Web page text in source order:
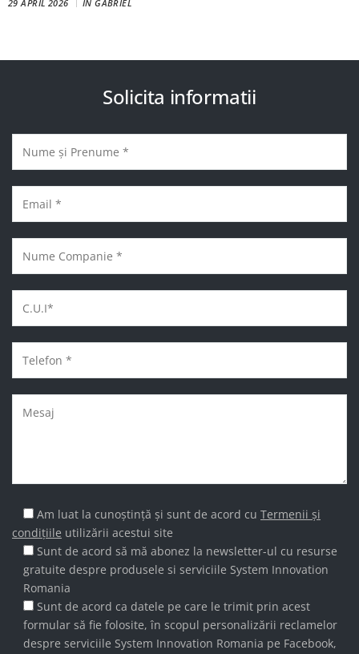
29 APRIL 2026 INGABRIEL
Solicita informatii
Am luat la cunoștință și sunt de acord cu Termenii și
condițiile utilizării acestui site
Sunt de acord să mă abonez la newsletter-ul cu resurse
gratuite despre produsele si serviciile System Innovation
Romania
Sunt de acord ca datele pe care le trimit prin acest
formular să fie folosite, în scopul personalizării reclamelor
despre serviciile System Innovation Romania pe Facebook,